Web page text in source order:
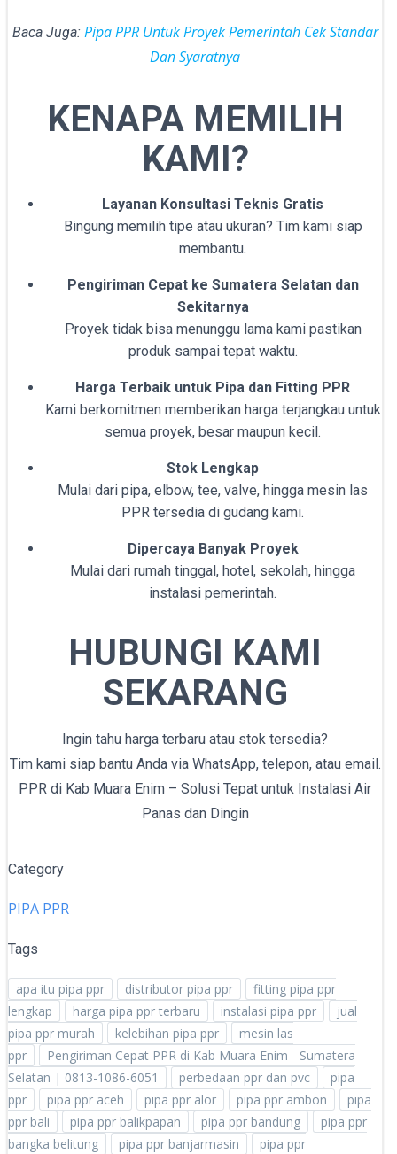
Baca Juga: Pipa PPR Untuk Proyek Pemerintah Cek Standar
Dan Syaratnya
KENAPA MEMILIH
KAMI?
Layanan Konsultasi Teknis Gratis
Bingung memilih tipe atau ukuran? Tim kami siap
membantu.
Pengiriman Cepat ke Sumatera Selatan dan
Sekitarnya
Proyek tidak bisa menunggu lama kami pastikan
produk sampai tepat waktu.
Harga Terbaik untuk Pipa dan Fitting PPR
Kami berkomitmen memberikan harga terjangkau untuk
semua proyek, besar maupun kecil.
Stok Lengkap
Mulai dari pipa, elbow, tee, valve, hingga mesin las
PPR tersedia di gudang kami.
Dipercaya Banyak Proyek
Mulai dari rumah tinggal, hotel, sekolah, hingga
instalasi pemerintah.
HUBUNGI KAMI
SEKARANG
Ingin tahu harga terbaru atau stok tersedia?
Tim kami siap bantu Anda via WhatsApp, telepon, atau email.
PPR di Kab Muara Enim – Solusi Tepat untuk Instalasi Air
Panas dan Dingin
Category
PIPA PPR
Tags
apa itu pipa ppr distributor pipa ppr
fitting pipa ppr
lengkap
harga pipa ppr terbaru instalasi pipa ppr
jual
pipa ppr murah
kelebihan pipa ppr
mesin las
ppr
Pengiriman Cepat PPR di Kab Muara Enim - Sumatera
Selatan | 0813-1086-6051
perbedaan ppr dan pvc
pipa
ppr
pipa ppr aceh pipa ppr alor pipa ppr ambon
pipa
ppr bali
pipa ppr balikpapan pipa ppr bandung
pipa ppr
bangka belitung
pipa ppr banjarmasin
pipa ppr